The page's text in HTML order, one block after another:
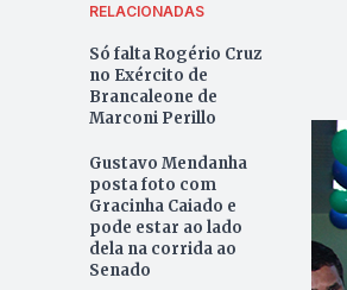
RELACIONADAS
Só falta Rogério Cruz
no Exército de
Brancaleone de
Marconi Perillo
Gustavo Mendanha
posta foto com
Gracinha Caiado e
pode estar ao lado
dela na corrida ao
Senado